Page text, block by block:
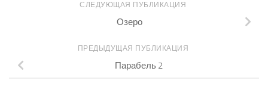
СЛЕДУЮЩАЯ ПУБЛИКАЦИЯ
Озеро
ПРЕДЫДУЩАЯ ПУБЛИКАЦИЯ
Парабель 2